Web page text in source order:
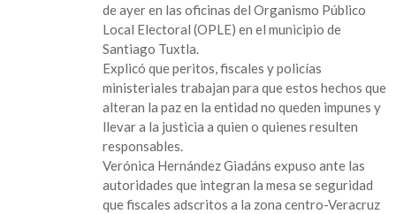
de ayer en las oficinas del Organismo Público
Local Electoral (OPLE) en el municipio de
Santiago Tuxtla.
Explicó que peritos, fiscales y policías
ministeriales trabajan para que estos hechos que
alteran la paz en la entidad no queden impunes y
llevar a la justicia a quien o quienes resulten
responsables.
Verónica Hernández Giadáns expuso ante las
autoridades que integran la mesa se seguridad
que fiscales adscritos a la zona centro-Veracruz